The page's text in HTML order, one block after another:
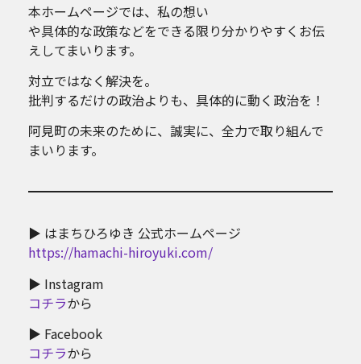
本ホームページでは、私の想い
や具体的な政策などをできる限り分かりやすくお伝
えしてまいります。
対立ではなく解決を。
批判するだけの政治よりも、具体的に動く政治を！
阿見町の未来のために、誠実に、全力で取り組んで
まいります。
▶ はまちひろゆき 公式ホームページ
https://hamachi-hiroyuki.com/
▶ Instagram
コチラから
▶ Facebook
コチラから